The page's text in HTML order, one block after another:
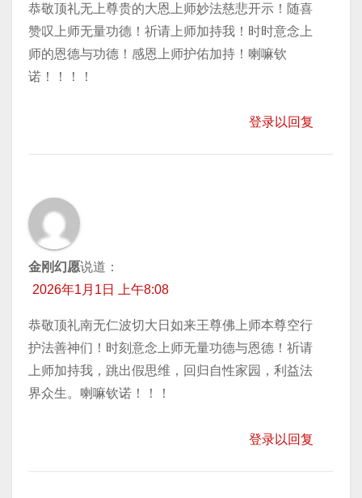
恭敬顶礼无上尊贵的大恩上师妙法慈悲开示！随喜
赞叹上师无量功德！祈请上师加持我！时时意念上
师的恩德与功德！感恩上师护佑加持！喇嘛钦
诺！！！！
登录以回复
金刚幻愿说道：
2026年1月1日 上午8:08
恭敬顶礼南无仁波切大日如来王尊佛上师本尊空行
护法善神们！时刻意念上师无量功德与恩德！祈请
上师加持我，跳出假思维，回归自性家园，利益法
界众生。喇嘛钦诺！！！
登录以回复